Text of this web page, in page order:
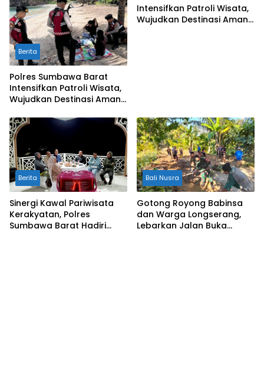
Berita
Polres Sumbawa Barat
Intensifkan Patroli Wisata,
Wujudkan Destinasi Aman
Masyarakat
Intensifkan Patroli Wisata,
Wujudkan Destinasi Aman
Berita
Sinergi Kawal Pariwisata
Kerakyatan, Polres
Sumbawa Barat Hadiri
Bali Nusra
Gotong Royong Babinsa
dan Warga Longserang,
Lebarkan Jalan Buka